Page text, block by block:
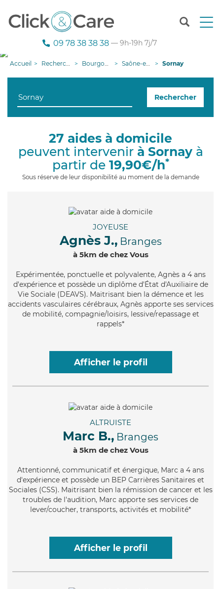
T
n
g
09 78 38 38 38 — 9h-19h 7j/7
Accueil Recherche aide à domicile Bourgogne-Franche-Comté Saône-et-Loire Sornay
Rechercher
27 aides à domicile
peuvent intervenir à Sornayà
partir de 19,90€/h*
Sous réserve de leur disponibilité au moment de la demande
JOYEUSE
Agnès J., Branges
à 5km de chez Vous
Expérimentée, ponctuelle et polyvalente, Agnès a 4 ans
d'expérience et possède un diplôme d'État d'Auxiliaire de
Vie Sociale (DEAVS). Maitrisant bien la démence et les
accidents vasculaires cérébraux, Agnès apporte ses services
de mobilité, compagnie/loisirs, lessive/repassage et
rappels*
Afficher le profil
ALTRUISTE
Marc B., Branges
à 5km de chez Vous
Attentionné, communicatif et énergique, Marc a 4 ans
d'expérience et possède un BEP Carrières Sanitaires et
Sociales (CSS). Maitrisant bien la rémission de cancer et les
troubles de l'audition, Marc apporte ses services de
lever/coucher, transports, activités et mobilité*
Afficher le profil